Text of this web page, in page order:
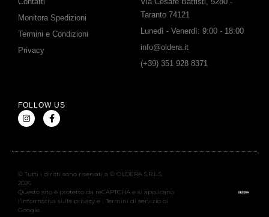
Monitora Spedizioni
Termini e Condizioni
Privacy
Taranto 74121
Lunedì - Venerdì: 9:00 - 18:00
info@oldera.it
(+39) 351 928 8371
FOLLOW US
© Tutti i diritti sono riservati a © OLDERA S.R.L.S.
2026
Questo sito è protetto da reCAPTCHA e si applicano
l’Informativa sulla privacy e i Termini di servizio di
Google.